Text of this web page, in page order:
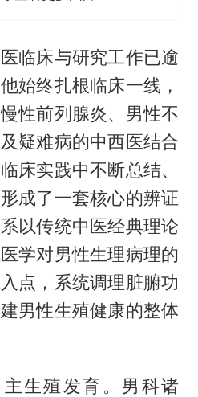
临床与研究工作已逾
始终扎根临床一线，
性前列腺炎、男性不
疑难病的中西医结合
床实践中不断总结、
成了一套核心的辨证
以传统中医经典理论
学对男性生理病理的
点，系统调理脏腑功
男性生殖健康的整体
生殖发育。男科诸